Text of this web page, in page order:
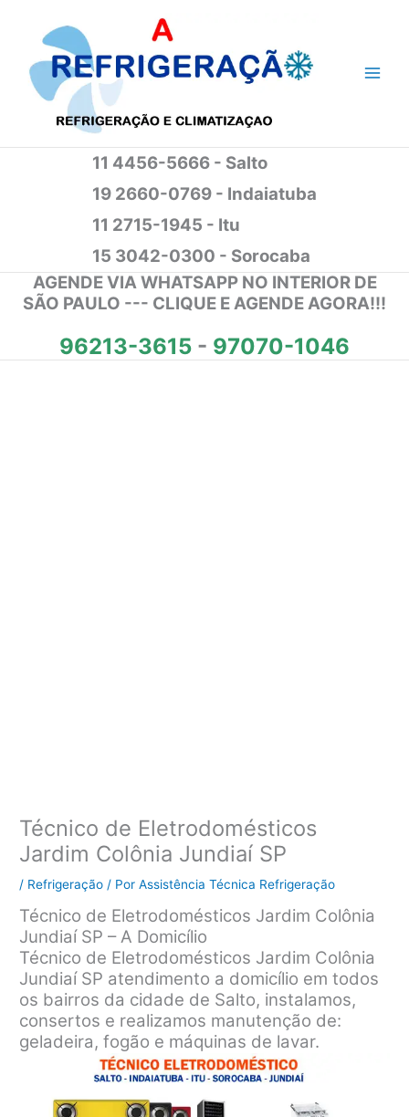
conteúdo
11 4456-5666 - Salto
19 2660-0769 - Indaiatuba
11 2715-1945 - Itu
15 3042-0300 - Sorocaba
AGENDE VIA WHATSAPP NO INTERIOR DE
SÃO PAULO --- CLIQUE E AGENDE AGORA!!!
96213-3615 - 97070-1046
Técnico de Eletrodomésticos
Jardim Colônia Jundiaí SP
/ Refrigeração / PorAssistência Técnica Refrigeração
Técnico de Eletrodomésticos Jardim Colônia
Jundiaí SP – A Domicílio
Técnico de Eletrodomésticos Jardim Colônia
Jundiaí SP atendimento a domicílio em todos
os bairros da cidade de Salto, instalamos,
consertos e realizamos manutenção de:
geladeira, fogão e máquinas de lavar.